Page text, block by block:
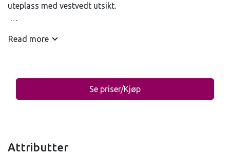
uteplass med vestvedt utsikt.
Soverom 1 (første etasje): Dobbeltseng
Soverom 4 (andre etasje): Trippelseng
FASILITETER
Read more
Se priser/Kjøp
Attributter